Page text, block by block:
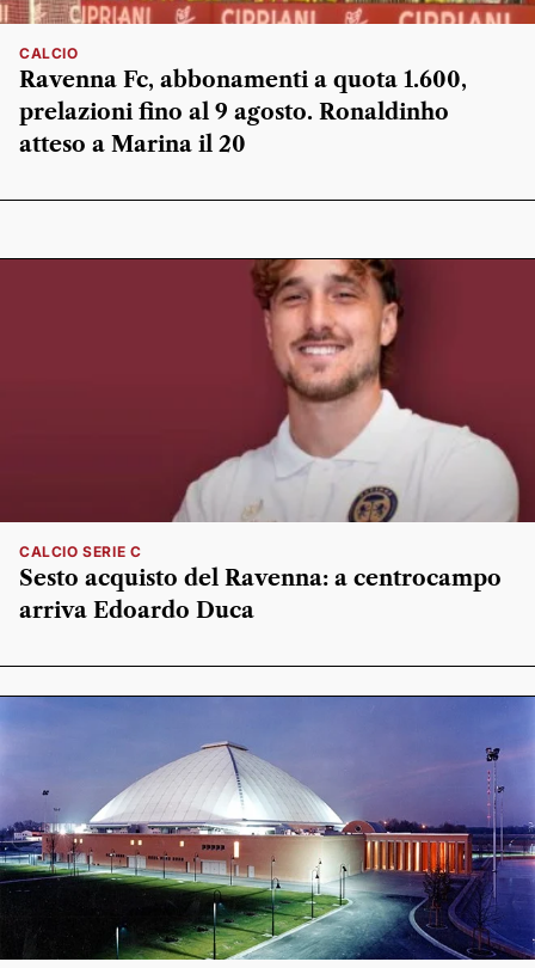
CALCIO
Ravenna Fc, abbonamenti a quota 1.600,
prelazioni fino al 9 agosto. Ronaldinho
atteso a Marina il 20
CALCIO SERIE C
Sesto acquisto del Ravenna: a centrocampo
arriva Edoardo Duca